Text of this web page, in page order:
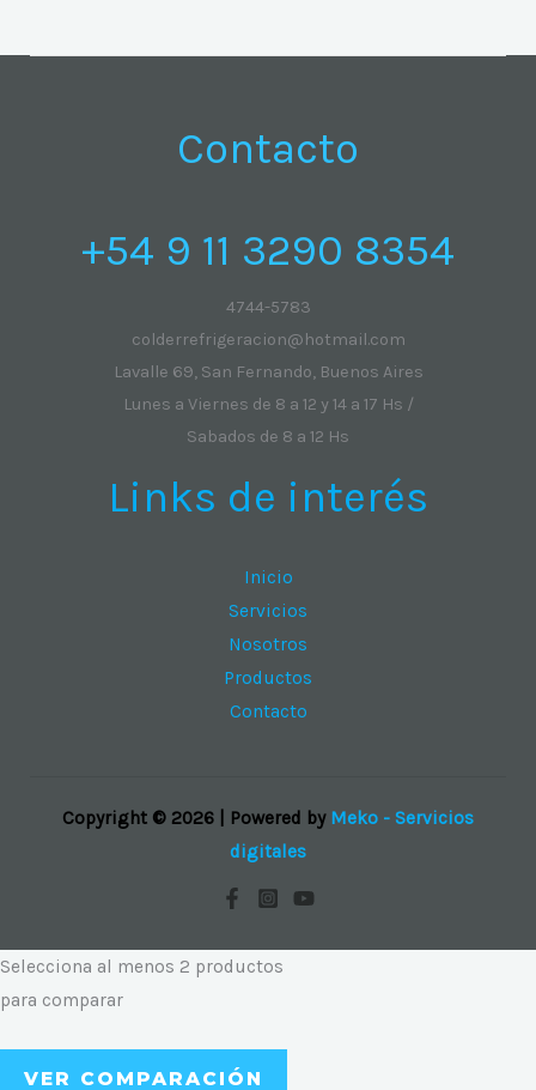
Contacto
+54 9 11 3290 8354
4744-5783
colderrefrigeracion@hotmail.com
Lavalle 69, San Fernando, Buenos Aires
Lunes a Viernes de 8 a 12 y 14 a 17 Hs /
Sabados de 8 a 12 Hs
Links de interés
Inicio
Servicios
Nosotros
Productos
Contacto
Copyright © 2026 | Powered by Meko - Servicios
digitales
Selecciona al menos 2 productos
para comparar
VER COMPARACIÓN